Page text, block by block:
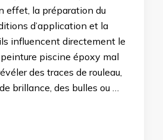
effet, la préparation du
d’application et la
influencent directement le
piscine époxy mal
des traces de rouleau,
brillance, des bulles ou …